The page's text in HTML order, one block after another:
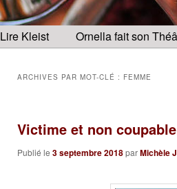
Lire Kleist Ornella fait son
ARCHIVES PAR MOT-CLÉ : FEMME
Victime et non
Publié le 3 septembre 2018parMichèle